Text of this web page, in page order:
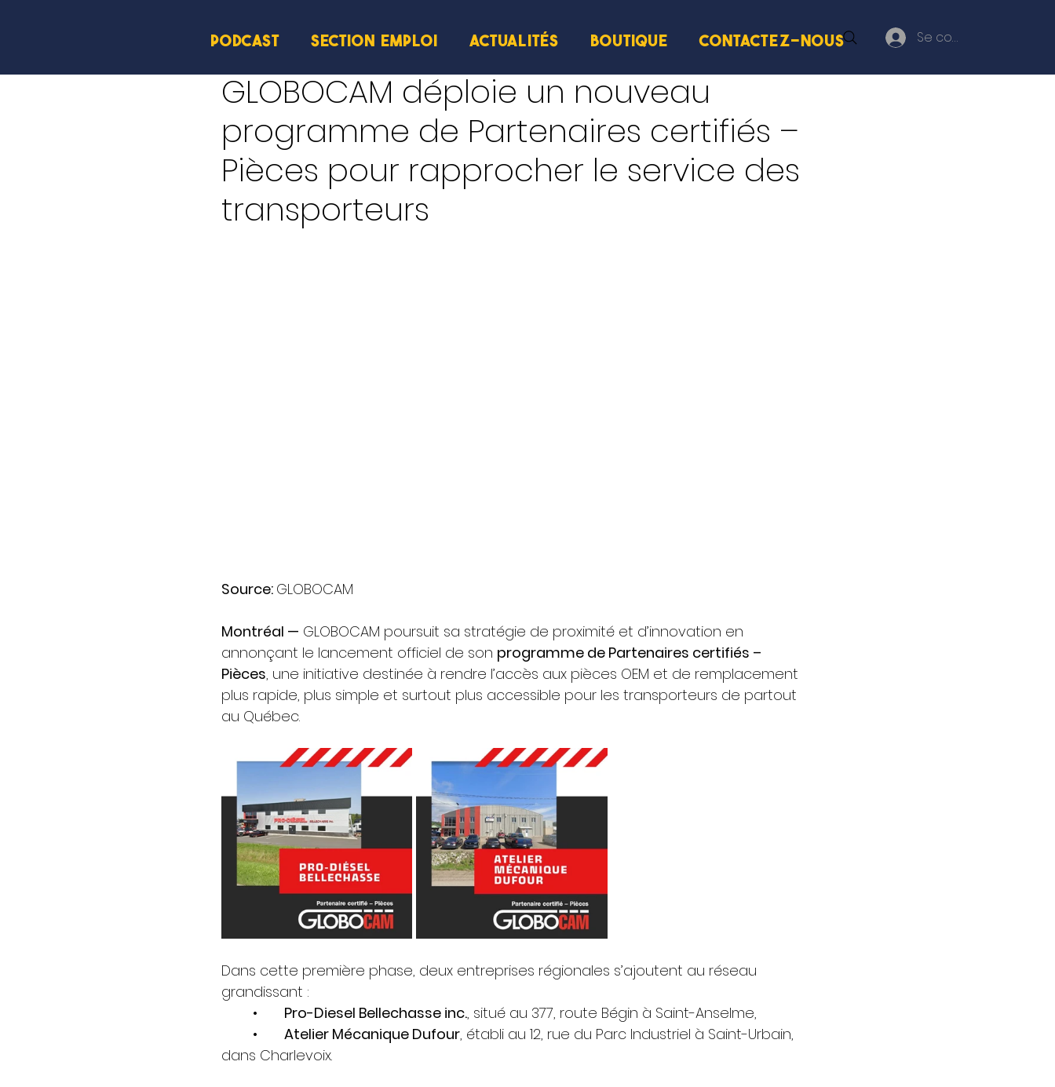
Se connecter
PODCAST SECTION EMPLOI ACTUALITÉS BOUTIQUE Contactez-nous
GLOBOCAM déploie un nouveau
programme de Partenaires certifiés –
Pièces pour rapprocher le service des
transporteurs
Source: GLOBOCAM
Montréal — GLOBOCAM poursuit sa stratégie de proximité et d’innovation en
annonçant le lancement officiel de son programme de Partenaires certifiés –
Pièces, une initiative destinée à rendre l’accès aux pièces OEM et de remplacement
plus rapide, plus simple et surtout plus accessible pour les transporteurs de partout
au Québec.
Dans cette première phase, deux entreprises régionales s’ajoutent au réseau
grandissant :
Pro-Diesel Bellechasse inc., situé au 377, route Bégin à Saint-Anselme,
Atelier Mécanique Dufour, établi au 12, rue du Parc Industriel à Saint-Urbain,
dans Charlevoix.